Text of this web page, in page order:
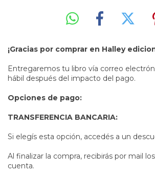
¡Gracias por comprar en Halley
Entregaremos tu libro vía correo
hábil después del impacto del pago.
Opciones de pago:
TRANSFERENCIA BANCARIA:
Si elegís esta opción, accedés a un
Al finalizar la compra, recibirás por mail
cuenta.